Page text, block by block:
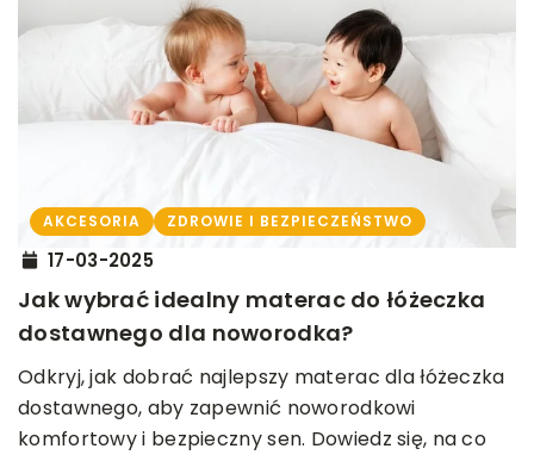
AKCESORIA ZDROWIE I BEZPIECZEŃSTWO
17-03-2025
Jak wybrać idealny materac do łóżeczka
dostawnego dla noworodka?
Odkryj, jak dobrać najlepszy materac dla łóżeczka
dostawnego, aby zapewnić noworodkowi
komfortowy i bezpieczny sen. Dowiedz się, na co